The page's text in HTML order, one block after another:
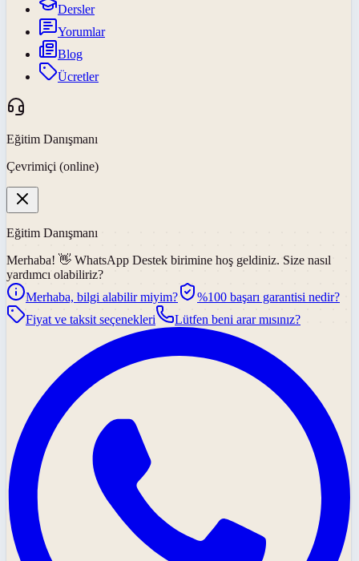
Dersler
Yorumlar
Blog
Ücretler
Eğitim Danışmanı
Çevrimiçi (online)
Eğitim Danışmanı
Merhaba! 👋 WhatsApp Destek birimine hoş geldiniz. Size nasıl
yardımcı olabiliriz?
Merhaba, bilgi alabilir miyim?
%100 başarı garantisi nedir?
Fiyat ve taksit seçenekleri
Lütfen beni arar mısınız?